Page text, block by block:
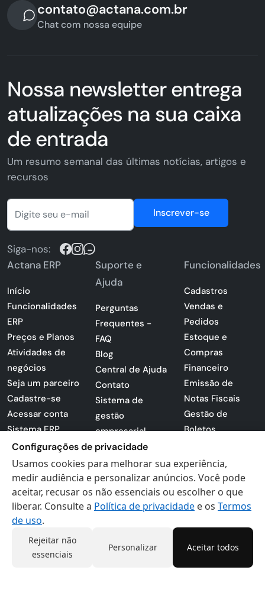
contato@actana.com.br
Chat com nossa equipe
Nossa newsletter entrega
atualizações na sua caixa
de entrada
Um resumo semanal das últimas notícias, artigos e
recursos
Inscrever-se
Siga-nos:
Actana ERP
Início
Funcionalidades
ERP
Preços e Planos
Atividades de
negócios
Seja um parceiro
Cadastre-se
Acessar conta
Sistema ERP
Apresentação
PDF
Loja -
Certificados
Digitais
Suporte e
Ajuda
Perguntas
Frequentes -
FAQ
Blog
Central de Ajuda
Contato
Sistema de
gestão
empresarial
Sistema para
lojas
Preferências de
cookies
Politica de
Funcionalidades
Cadastros
Vendas e
Pedidos
Estoque e
Compras
Financeiro
Emissão de
Notas Fiscais
Gestão de
Boletos
Configurações de privacidade
Usamos cookies para melhorar sua experiência,
medir audiência e personalizar anúncios. Você pode
aceitar, recusar os não essenciais ou escolher o que
liberar. Consulte a Política de privacidade e os Termos
de uso.
Rejeitar não
essenciais
Personalizar Aceitar todos